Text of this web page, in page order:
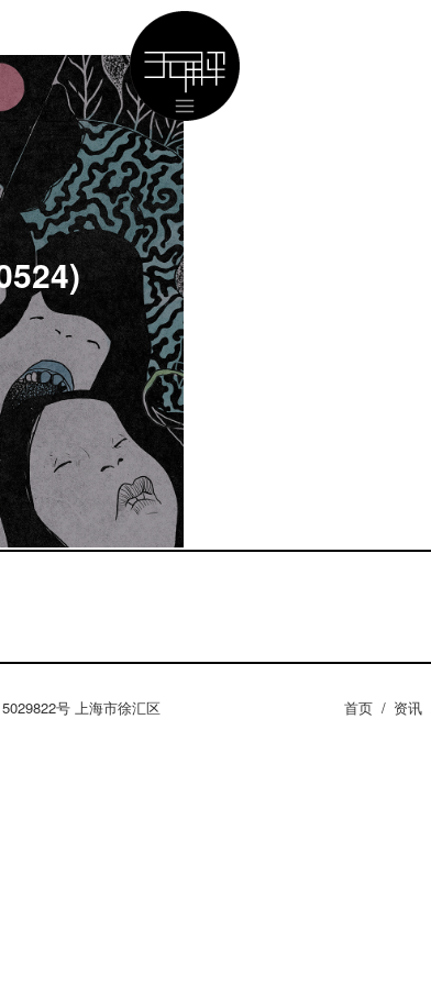
号 上海市徐汇区
首页 / 资讯